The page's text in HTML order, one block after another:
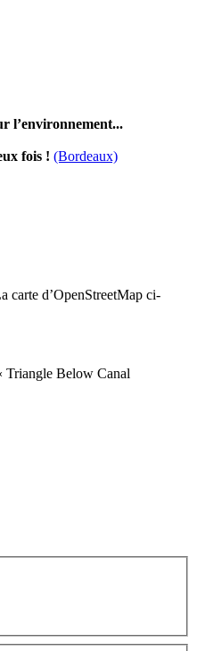
l’environnement...
fois ! (Bordeaux)
carte d’OpenStreetMap ci-
Triangle Below Canal